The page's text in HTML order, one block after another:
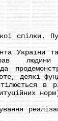
спілки.
України
деякі
в